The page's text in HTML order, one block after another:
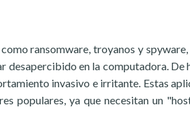
ransomware, troyanos y
desapercibido en la computadora. De
invasivo e irritante. Estas
populares, ya que necesitan un